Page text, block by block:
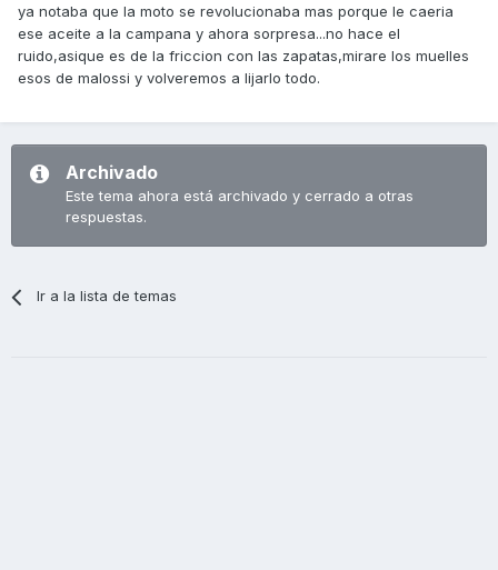
ya notaba que la moto se revolucionaba mas porque le caeria
ese aceite a la campana y ahora sorpresa...no hace el
ruido,asique es de la friccion con las zapatas,mirare los muelles
esos de malossi y volveremos a lijarlo todo.
Archivado
Este tema ahora está archivado y cerrado a otras
respuestas.
Ir a la lista de temas